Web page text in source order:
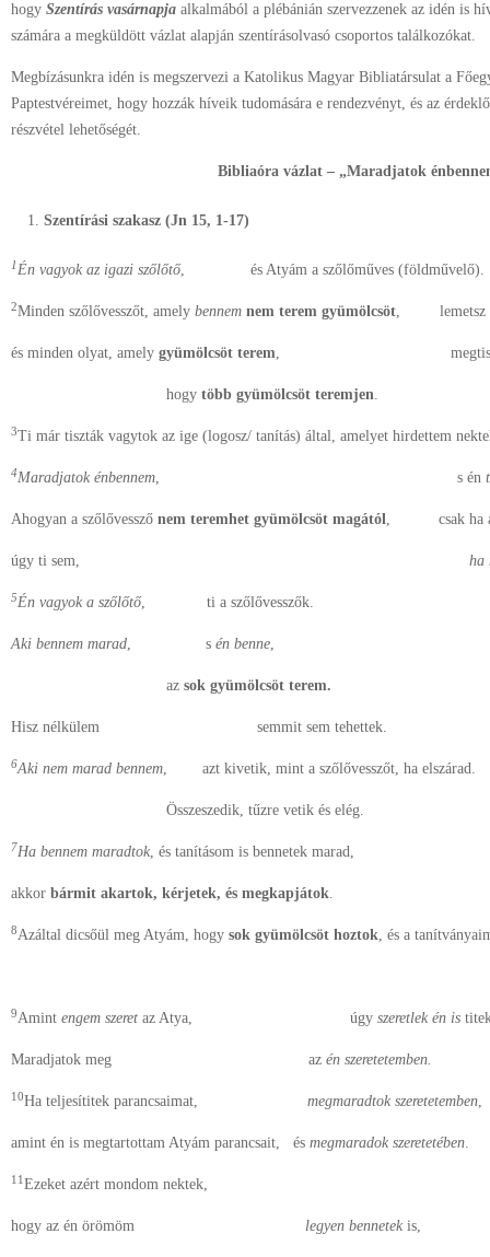
hogy Szentírás vasárnapja alkalmából a plébánián szervezzenek az idén is
számára a megküldött vázlat alapján szentírásolvasó csoportos találkozókat.
Megbízásunkra idén is megszervezi a Katolikus Magyar Bibliatársulat a
Paptestvéreimet, hogy hozzák híveik tudomására e rendezvényt, és az
részvétel lehetőségét.
Bibliaóra vázlat – „Maradjatok
Szentírási szakasz (Jn 15, 1-17)
1Én vagyok az igazi szőlőtő, és Atyám a szőlőműves (földművelő).
2Minden szőlővesszőt, amely bennem nem terem gyümölcsöt, lemetsz
és minden olyat, amely gyümölcsöt terem,
hogy több gyümölcsöt teremjen.
3Ti már tiszták vagytok az ige (logosz/ tanítás) által, amelyet hirdettem
4Maradjatok énbennem, s én
Ahogyan a szőlővessző nem teremhet gyümölcsöt magától, csak ha
úgy ti sem, ha
5Én vagyok a szőlőtő, ti a szőlővesszők.
Aki bennem marad, s én benne,
az sok gyümölcsöt terem.
Hisz nélkülem semmit sem tehettek.
6Aki nem marad bennem, azt kivetik, mint a szőlővesszőt, ha elszárad.
Összeszedik, tűzre vetik és elég.
7Ha bennem maradtok, és tanításom is bennetek marad,
akkor bármit akartok, kérjetek, és megkapjátok.
8Azáltal dicsőül meg Atyám, hogy sok gyümölcsöt hoztok, és a
9Amint engem szeret az Atya, úgy szeretlek én is
Maradjatok meg az én szeretetemben.
10Ha teljesítitek parancsaimat, megmaradtok szeretetemben,
amint én is megtartottam Atyám parancsait, és megmaradok szeretetében.
11 Ezeket azért mondom nektek,
hogy az én örömöm legyen bennetek is,